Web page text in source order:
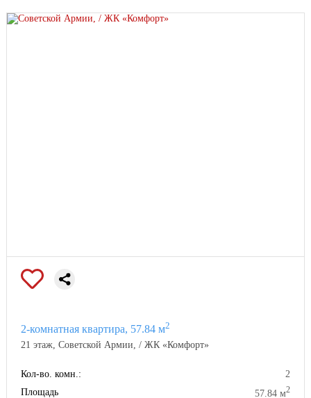
2-комнатная квартира, 57.84 м2
21 этаж, Советской Армии, / ЖК «Комфорт»
Кол-во. комн.:
2
Площадь
57.84 м2